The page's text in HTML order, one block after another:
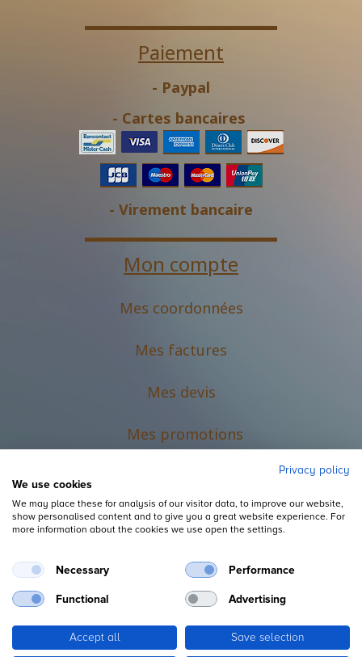
Paiement
- Paypal
- Cartes bancaires
- Virement bancaire
Mon compte
Mes coordonnées
Mes factures
Mes devis
Mes promotions
Mentions légales
Privacy policy
We use cookies
We may place these for analysis of our visitor data, to improve our website,
show personalised content and to give you a great website experience. For
more information about the cookies we use open the settings.
Necessary Performance
Functional Advertising
Accept all Save selection